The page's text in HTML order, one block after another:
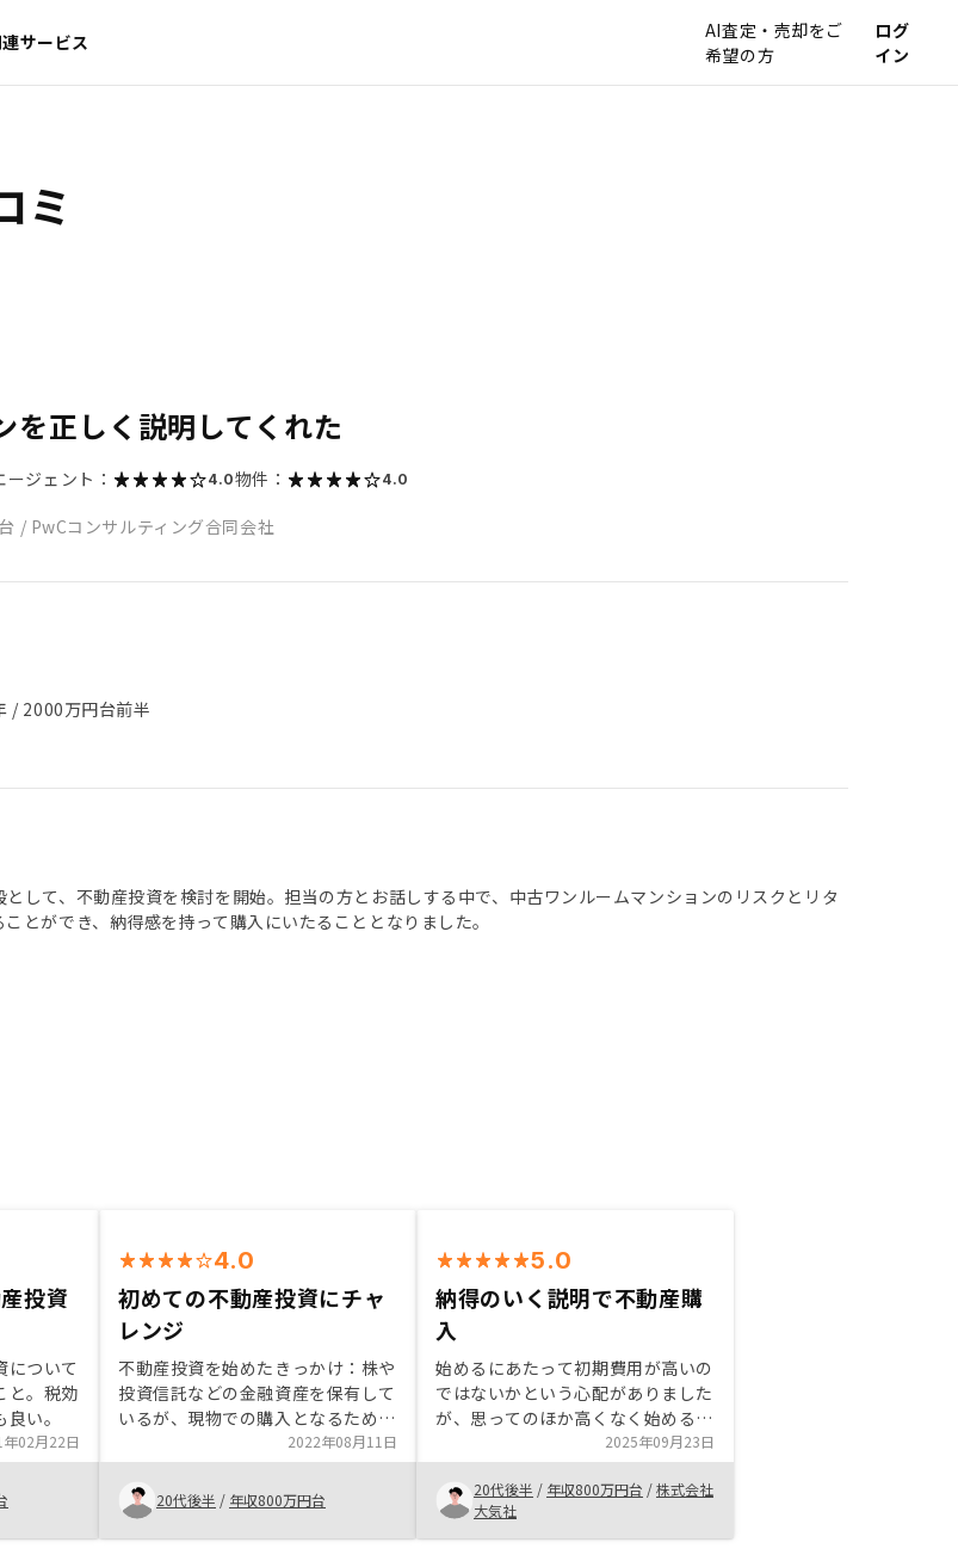
サービス
AI査定・売却をご
希望の方
ログ
イン
ミ
を正しく説明してくれた
ージェント： 4.0物件： 4.0
/ PwCコンサルティング合同会社
/ 2000万円台前半
して、不動産投資を検討を開始。担当の方とお話しする中で、中古ワンルームマンションのリスクとリタ
とができ、納得感を持って購入にいたることとなりました。
投資
について
と。税効
い。
02月22日
4.0
初めての不動産投資にチャ
レンジ
不動産投資を始めたきっかけ：株や
投資信託などの金融資産を保有して
いるが、現物での購入となるため、
借金して金融商品を保有できるとこ
ろに対し魅力を感じた。 RESONY
の理由：1棟アパートも検討した
が、サラリーマンとして管理が難し
く、区分マンションに魅力を感じた
2022年08月11日
20代後半 / 年収800万円台
5.0
納得のいく説明で不動産購
入
始めるにあたって初期費用が高いの
ではないかという心配がありました
が、思ってのほか高くなく始めるこ
とができました。担当者の方が親身
になってくれ、いい物件を紹介して
くれるので初めて一年間で複数物件
購入いたしました。
2025年09月23日
20代後半 / 年収800万円台 /株式会社
大気社